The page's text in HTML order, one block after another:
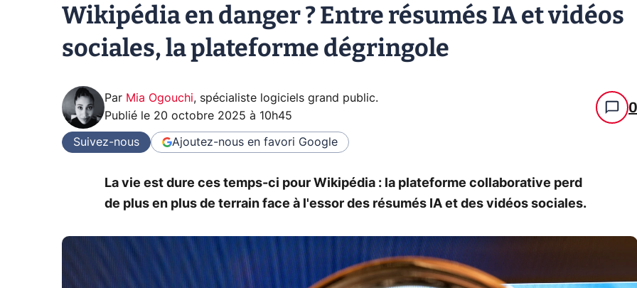
Wikipédia en danger ? Entre résumés IA et vidéos
sociales, la plateforme dégringole
Par Mia Ogouchi, spécialiste logiciels grand public.
Publié le 20 octobre 2025 à 10h45 0
Suivez-nous Ajoutez-nous en favori Google
La vie est dure ces temps-ci pour Wikipédia : la plateforme collaborative perd
de plus en plus de terrain face à l'essor des résumés IA et des vidéos sociales.